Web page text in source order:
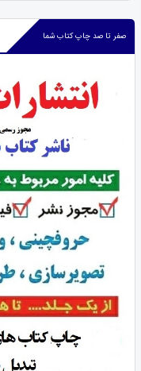
صفر تا صد چاپ کتاب شما